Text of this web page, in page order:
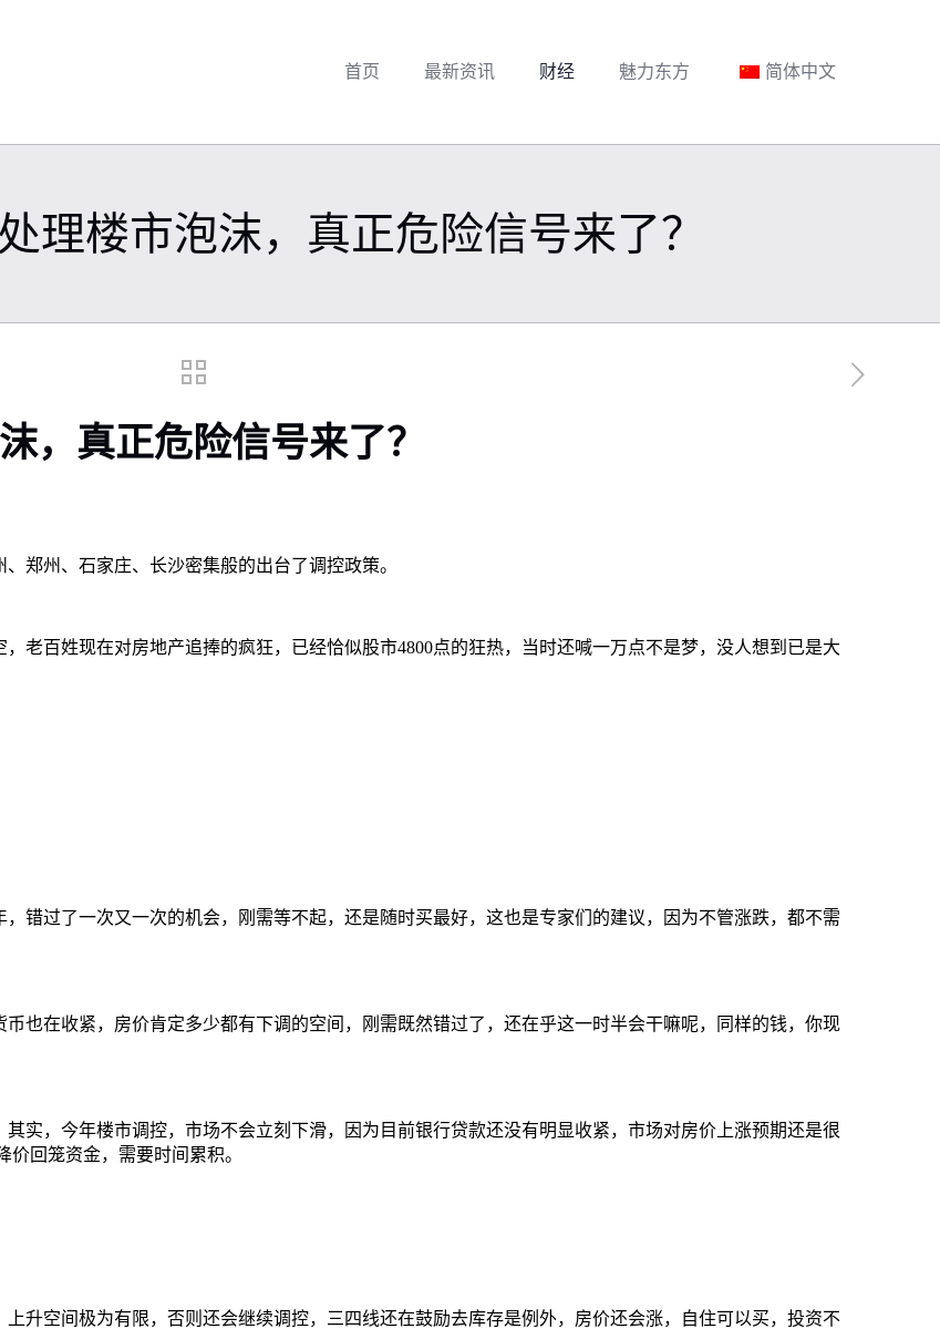
首页 最新资讯 财经 魅力东方 简体中文
理楼市泡沫，真正危险信号来了？
，真正危险信号来了？
郑州、石家庄、长沙密集般的出台了调控政策。
，老百姓现在对房地产追捧的疯狂，已经恰似股市4800点的狂热，当时还喊一万点不是梦，没人想到已是大
，错过了一次又一次的机会，刚需等不起，还是随时买最好，这也是专家们的建议，因为不管涨跌，都不需
也在收紧，房价肯定多少都有下调的空间，刚需既然错过了，还在乎这一时半会干嘛呢，同样的钱，你现
其实，今年楼市调控，市场不会立刻下滑，因为目前银行贷款还没有明显收紧，市场对房价上涨预期还是很
回笼资金，需要时间累积。
上升空间极为有限，否则还会继续调控，
三四线还在鼓励去库存是例外，房价还会涨，自住可以买，投资不